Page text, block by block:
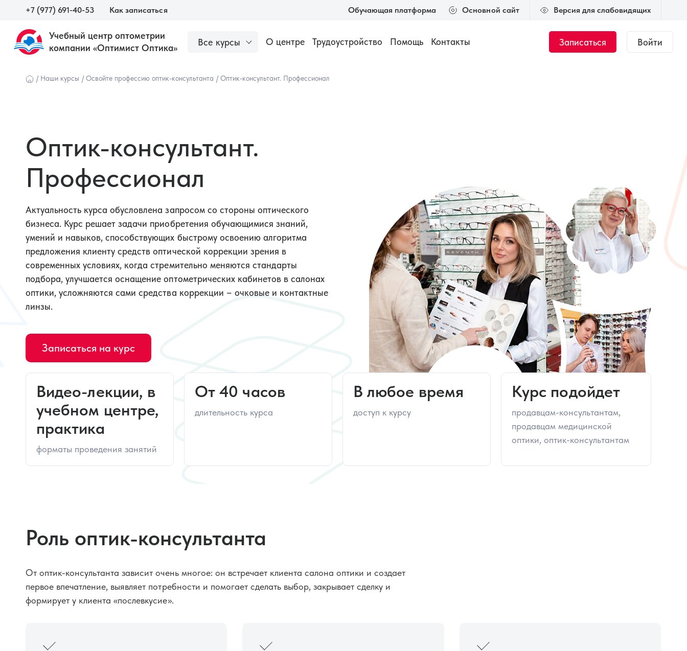
+7 (977) 691-40-53 Как записаться Обучающая платформа Основной сайт Версия для слабовидящих
Учебный центр оптометрии
компании «Оптимист Оптика»
Все курсы
Наши курсы
Оптометристам и врачам Оптикам-консультантам
18 000 ₽
коррекции
50 часов 45 000 ₽
Детская оптометрия
44 часа 55 000 ₽
Подбор очковой
коррекции
50 часов 45 000 ₽
Ортокератология: от
основ до
экспертного уровня
72 часа 160 000 ₽
Практика подбора
ортокератологических
линз (ОКЛ)
16 часов 50 000 ₽
О центре
Трудоустройство Помощь Контакты Записаться Войти
/ Наши курсы / Освойте профессию оптик-консультанта / Оптик-консультант. Профессионал
Оптик-консультант.
Профессионал
Актуальность курса обусловлена запросом со стороны оптического
бизнеса. Курс решает задачи приобретения обучающимися знаний,
умений и навыков, способствующих быстрому освоению алгоритма
предложения клиенту средств оптической коррекции зрения в
современных условиях, когда стремительно меняются стандарты
подбора, улучшается оснащение оптометрических кабинетов в салонах
оптики, усложняются сами средства коррекции – очковые и контактные
линзы.
Записаться на курс
Видео-лекции, в
учебном центре,
практика
форматы проведения занятий
От 40 часов
длительность курса
В любое время
доступ к курсу
Курс подойдет
продавцам-консультантам,
продавцам медицинской
оптики, оптик-консультантам
Роль оптик-консультанта
От оптик-консультанта зависит очень многое: он встречает клиента салона оптики и создает
первое впечатление, выявляет потребности и помогает сделать выбор, закрывает сделку и
формирует у клиента «послевкусие».